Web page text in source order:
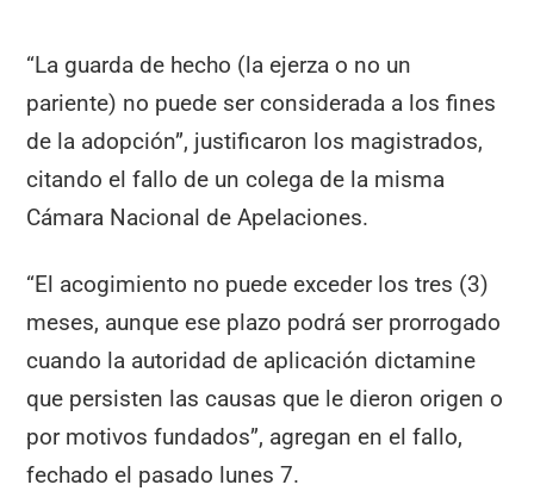
“La guarda de hecho (la ejerza o no un
pariente) no puede ser considerada a los fines
de la adopción”, justificaron los magistrados,
citando el fallo de un colega de la misma
Cámara Nacional de Apelaciones.
“El acogimiento no puede exceder los tres (3)
meses, aunque ese plazo podrá ser prorrogado
cuando la autoridad de aplicación dictamine
que persisten las causas que le dieron origen o
por motivos fundados”, agregan en el fallo,
fechado el pasado lunes 7.